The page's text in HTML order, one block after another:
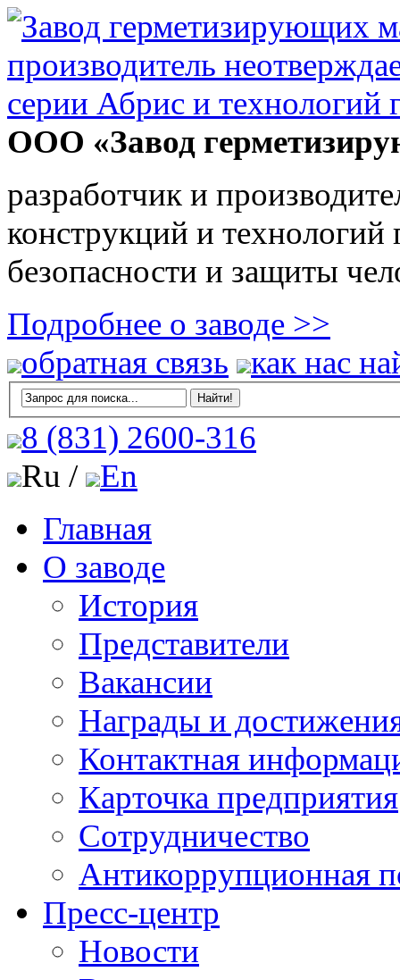
ООО «Завод
разработчик и
конструкций и
безопасности и защиты
Подробнее о заводе >>
обратная связь
как нас
8 (831) 2600-316
Ru /
En
Главная
О заводе
История
Представители
Вакансии
Награды и
Контактная
Карточка предприятия
Сотрудничество
Антикоррупционная
Пресс-центр
Новости